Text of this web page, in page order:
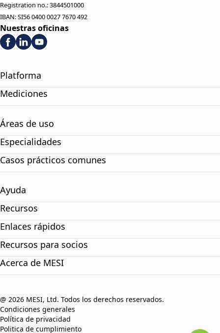
Registration no.: 3844501000
IBAN: SI56 0400 0027 7670 492
Nuestras oficinas
Platforma
Mediciones
Áreas de uso
Especialidades
Casos prácticos comunes
Ayuda
Recursos
Enlaces rápidos
Recursos para socios
Acerca de MESI
@ 2026 MESI, Ltd. Todos los derechos reservados.
Condiciones generales
Política de privacidad
Politica de cumplimiento